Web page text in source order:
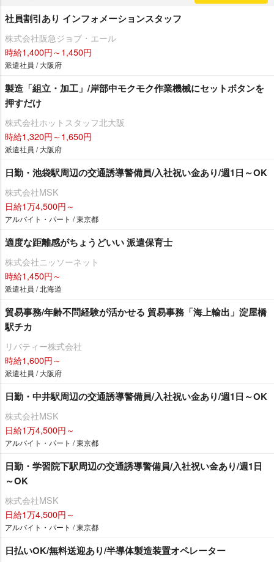
社員割引あり インフォメーションスタッフ
株式会社阪急ジョブ・エール
時給1,400円～1,450円
派遣社員 / 大阪府
製造「組立・加工」/岸部中モクモク作業機械にセットボタンを
押すだけ
株式会社ホットスタッフ北大阪
時給1,320円～1,650円
派遣社員 / 大阪府
日勤・池袋駅周辺の交通誘導警備員/入社祝い金あり/週1日～OK
株式会社MSK
日給1万4,500円～
アルバイト・パート / 東京都
適度な距離感がちょうどいい 派遣保育士
株式会社ニッソーネット
時給1,450円～
派遣社員 / 北海道
貿易事務/年齢不問経験が活かせる 貿易事務「海上輸出」淀屋橋
駅チカ
リバティー株式会社
時給1,600円～
派遣社員 / 大阪府
日勤・中井駅周辺の交通誘導警備員/入社祝い金あり/週1日～OK
株式会社MSK
日給1万4,500円～
アルバイト・パート / 東京都
日勤・学習院下駅周辺の交通誘導警備員/入社祝い金あり/週1日
～OK
株式会社MSK
日給1万4,500円～
アルバイト・パート / 東京都
日払いOK/無料送迎あり/半導体製造装置オペレーター